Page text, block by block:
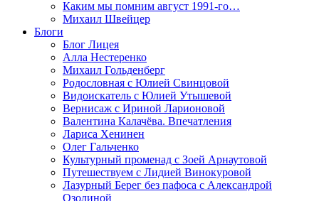
Каким мы помним август 1991-го…
Михаил Швейцер
Блоги
Блог Лицея
Алла Нестеренко
Михаил Гольденберг
Родословная с Юлией Свинцовой
Видоискатель с Юлией Утышевой
Вернисаж с Ириной Ларионовой
Валентина Калачёва. Впечатления
Лариса Хенинен
Олег Гальченко
Культурный променад с Зоей Арнаутовой
Путешествуем с Лидией Винокуровой
Лазурный Берег без пафоса с Александрой
Озолиной